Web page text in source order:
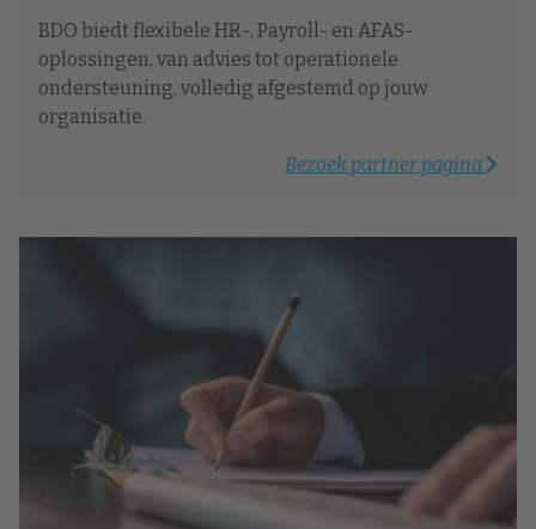
BDO biedt flexibele HR-, Payroll- en AFAS-
oplossingen, van advies tot operationele
ondersteuning, volledig afgestemd op jouw
organisatie.
Bezoek partner pagina